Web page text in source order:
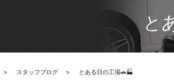
と
スタッフブログ とある日の工場🚗🏭